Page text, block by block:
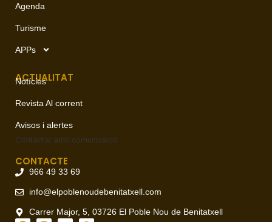
Agenda
Turisme
APPs
ACTUALITAT
Notícies
Revista Al corrent
Avisos i alertes
Contactar amb comunicació
CONTACTE
966 49 33 69
info@elpoblenoudebenitatxell.com
Carrer Major, 5, 03726 El Poble Nou de Benitatxell